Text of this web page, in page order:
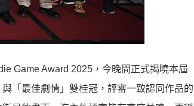
Game Award 2025，今晚間正式揭曉本屆
「最佳劇情」雙桂冠，評審一致認同作品的